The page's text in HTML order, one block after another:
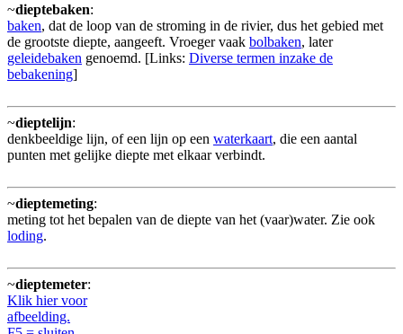
~dieptebaken:
baken, dat de loop van de stroming in de rivier, dus het gebied met
de grootste diepte, aangeeft. Vroeger vaak bolbaken, later
geleidebaken genoemd. [Links: Diverse termen inzake de
bebakening]
~dieptelijn:
denkbeeldige lijn, of een lijn op een waterkaart, die een aantal
punten met gelijke diepte met elkaar verbindt.
~dieptemeting:
meting tot het bepalen van de diepte van het (vaar)water. Zie ook
loding.
~dieptemeter:
Klik hier voor
afbeelding.